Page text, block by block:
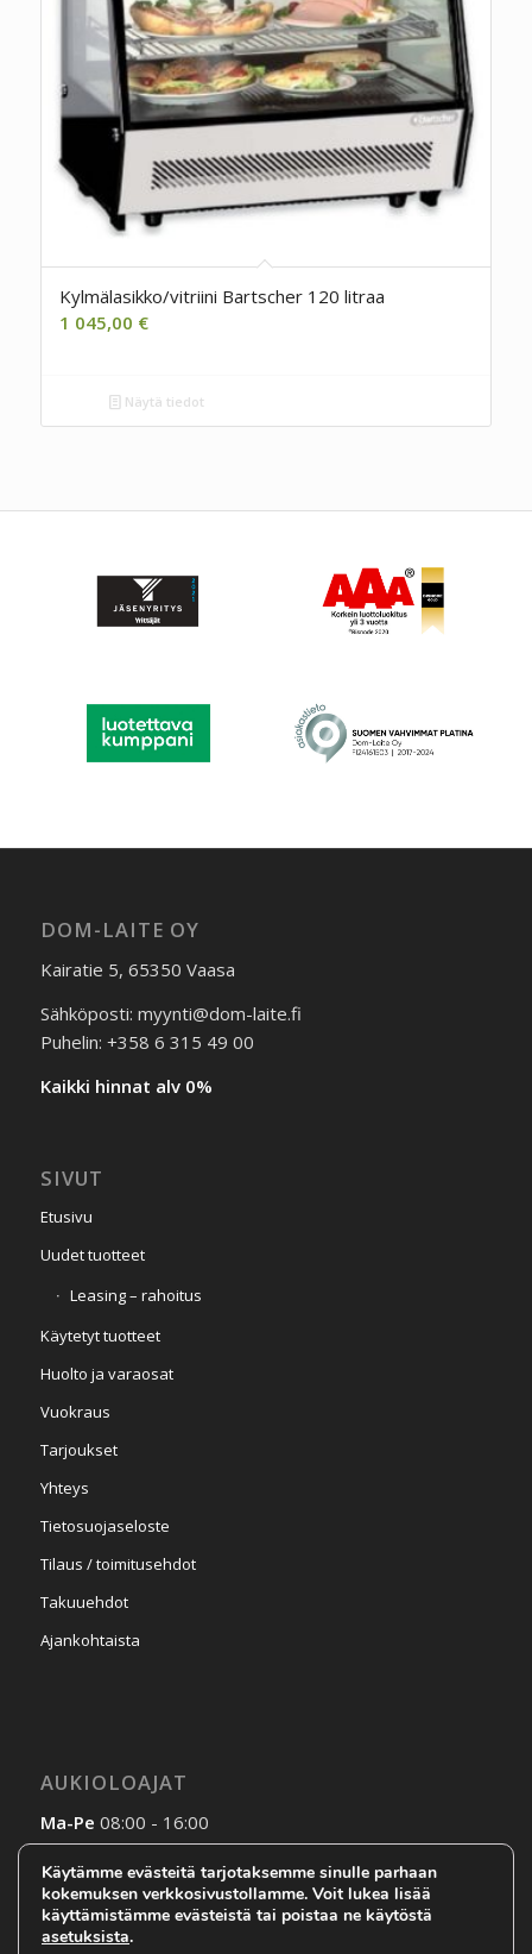
Kylmälasikko/vitriini Bartscher 120 litraa
1 045,00 €
Näytä tiedot
DOM-LAITE OY
Kairatie 5, 65350 Vaasa
Sähköposti: myynti@dom-laite.fi
Puhelin: +358 6 315 49 00
Kaikki hinnat alv 0%
SIVUT
Etusivu
Uudet tuotteet
Leasing – rahoitus
Käytetyt tuotteet
Huolto ja varaosat
Vuokraus
Tarjoukset
Yhteys
Tietosuojaseloste
Tilaus / toimitusehdot
Takuuehdot
Ajankohtaista
AUKIOLOAJAT
Ma-Pe 08:00 - 16:00
La-SuSopimuksen mukaan
Käytämme evästeitä tarjotaksemme sinulle parhaan
kokemuksen verkkosivustollamme. Voit lukea lisää
käyttämistämme evästeistä tai poistaa ne käytöstä
asetuksista.